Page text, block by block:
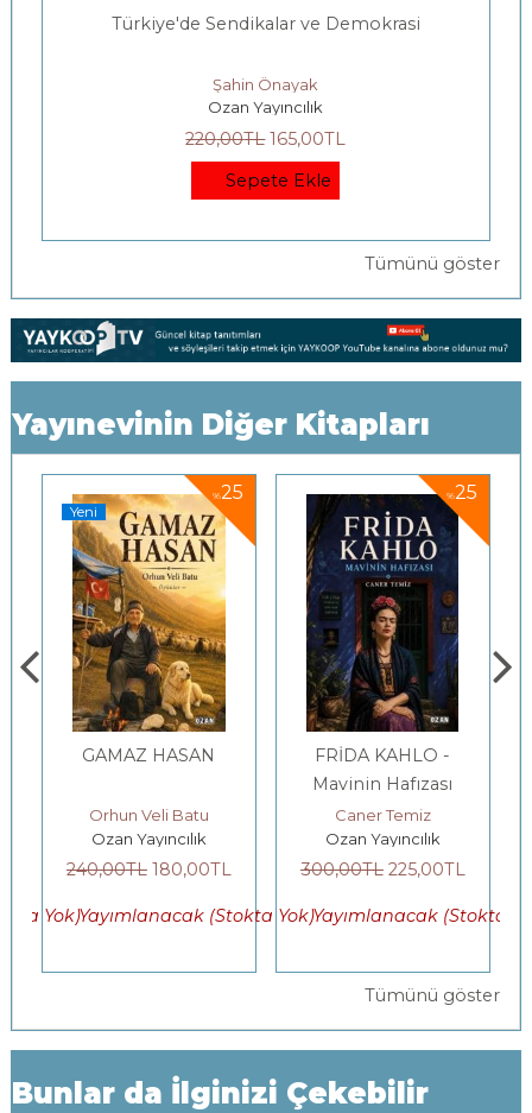
Türkiye'de Sendikalar ve Demokrasi
Şahin Önayak
Ozan Yayıncılık
220,00TL 165,00TL
Sepete Ekle
Tümünü göster
Yayınevinin Diğer Kitapları
Yok)
%25
Yeni
GAMAZ HASAN
Orhun Veli Batu
Ozan Yayıncılık
240,00TL 180,00TL
Yayımlanacak (Stokta Yok)
%25
FRİDA KAHLO -
Mavinin Hafızası
Caner Temiz
Ozan Yayıncılık
300,00TL 225,00TL
Yayımlanacak (Stokta
Tümünü göster
Bunlar da İlginizi Çekebilir